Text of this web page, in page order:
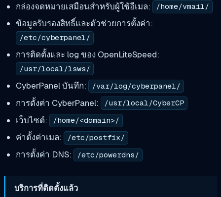
กล่องจดหมายเสมือนสำหรับผู้ใช้อีเมล: /home/vmail/
ข้อมูลรับรองสิทธิ์และตัวช่วยการตั้งค่า:
/etc/cyberpanel/
การติดตั้งและ log ของ OpenLiteSpeed:
/usr/local/lsws/
CyberPanel บันทึก: /var/log/cyberpanel/
การตั้งค่า CyberPanel: /usr/local/CyberCP
เว็บไซต์: /home/<domain>/
ค่าตั้งค่าเมล: /etc/postfix/
การตั้งค่า DNS: /etc/powerdns/
บริการที่ติดตั้งแล้ว